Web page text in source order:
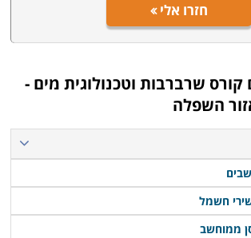
חזרו אלי
קורס שרברבות וטכנולוגית מים -
השפלה
חשמל
ממוחשב